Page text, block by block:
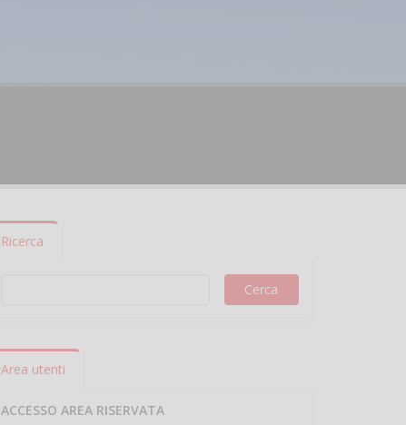
Ricerca
Area utenti
ACCESSO AREA RISERVATA